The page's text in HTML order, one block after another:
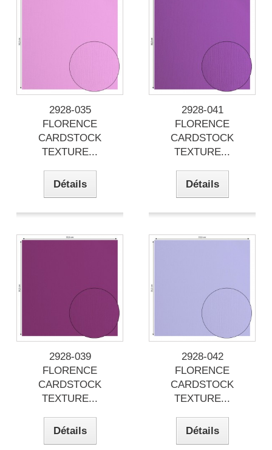
2928-035
FLORENCE
CARDSTOCK
TEXTURE...
Détails
2928-041
FLORENCE
CARDSTOCK
TEXTURE...
Détails
2928-039
FLORENCE
CARDSTOCK
TEXTURE...
Détails
2928-042
FLORENCE
CARDSTOCK
TEXTURE...
Détails